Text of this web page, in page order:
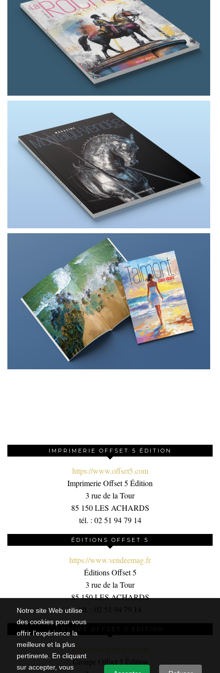
Notre site Web utilise
des cookies pour vous
offrir l’expérience la
meilleure et la plus
pertinente. En cliquant
sur accepter, vous
IMPRIMERIE OFFSET 5 ÉDITION
https://www.offset5.com
Imprimerie Offset 5 Édition
3 rue de la Tour
85 150 LES ACHARDS
tél. : 02 51 94 79 14
ÉDITIONS OFFSET 5
https://www.vendeemag.fr
Éditions Offset 5
3 rue de la Tour
85 150 LES ACHARDS
tél. : 02 51 94 79 14
GROUPE OFFSET 5 ÉDITION
https://www.offset5.com
Groupe Offset 5 Édition